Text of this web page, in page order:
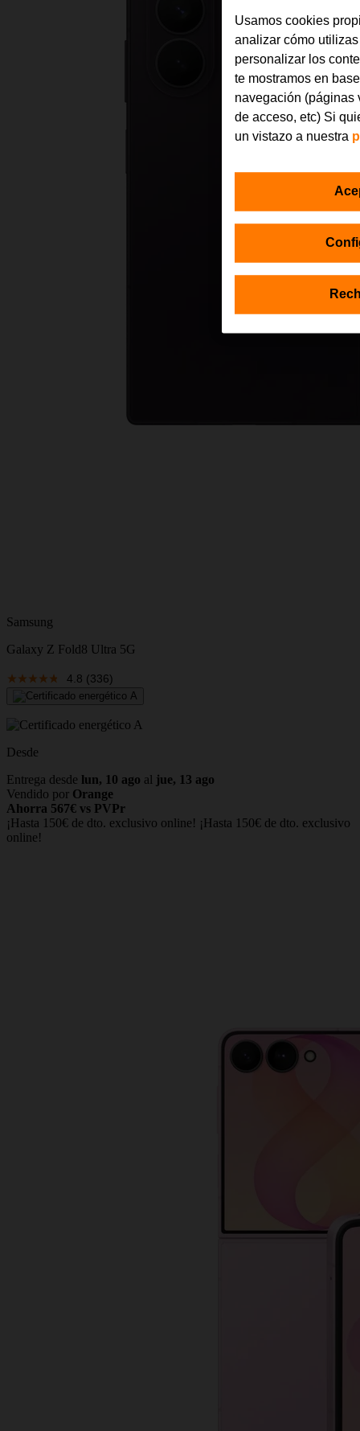
Samsung
Galaxy Z Fold8 Ultra 5G
4.8 (336)
Desde
Entrega desde lun, 10 ago al jue, 13 ago
Vendido por Orange
Ahorra 567€ vs PVPr
¡Hasta 150€ de dto. exclusivo online! ¡Hasta 150€ de dto. exclusivo
online!
Usamos cookies
analizar cómo
personalizar los
te mostramos en
navegación (páginas
de acceso, etc) Si
un vistazo a nuestra